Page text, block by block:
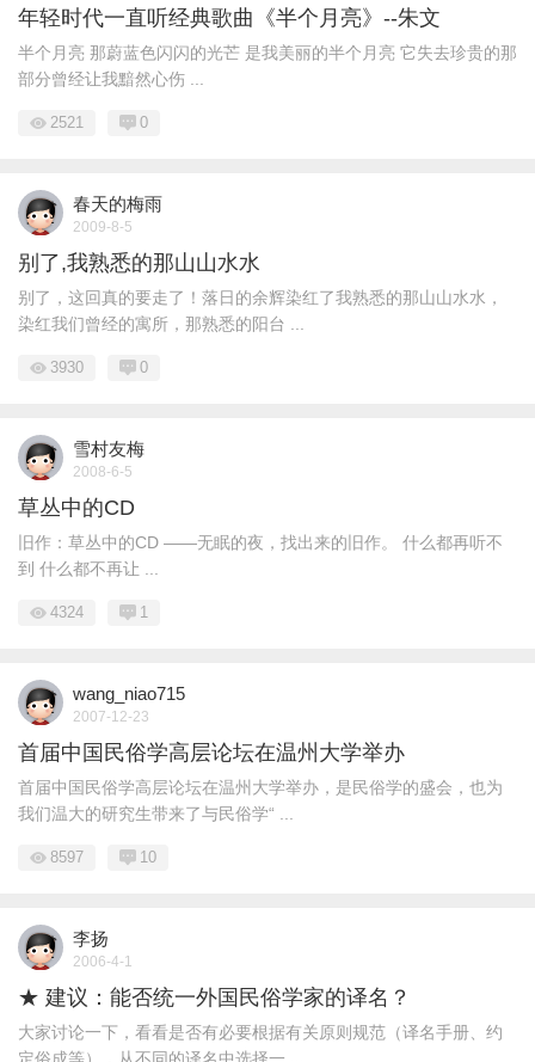
年轻时代一直听经典歌曲《半个月亮》--朱文
半个月亮 那蔚蓝色闪闪的光芒 是我美丽的半个月亮 它失去珍贵的那
部分曾经让我黯然心伤 ...
2521 0
春天的梅雨
2009-8-5
别了,我熟悉的那山山水水
别了，这回真的要走了！落日的余辉染红了我熟悉的那山山水水，
染红我们曾经的寓所，那熟悉的阳台 ...
3930 0
雪村友梅
2008-6-5
草丛中的CD
旧作：草丛中的CD ——无眠的夜，找出来的旧作。 什么都再听不
到 什么都不再让 ...
4324 1
wang_niao715
2007-12-23
首届中国民俗学高层论坛在温州大学举办
首届中国民俗学高层论坛在温州大学举办，是民俗学的盛会，也为
我们温大的研究生带来了与民俗学“ ...
8597 10
李扬
2006-4-1
★ 建议：能否统一外国民俗学家的译名？
大家讨论一下，看看是否有必要根据有关原则规范（译名手册、约